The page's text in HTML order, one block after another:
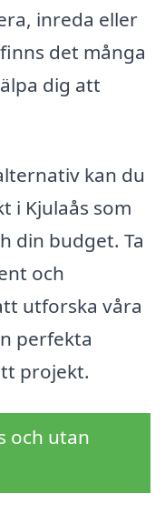
inreda eller
det många
dig att
kan du
i Kjulaås som
din budget. Ta
och
utforska våra
perfekta
projekt.
och utan